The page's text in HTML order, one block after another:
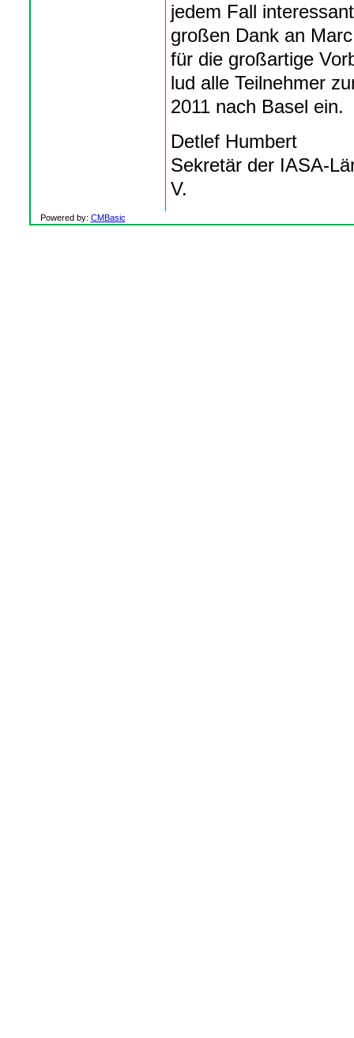
jedem Fall
großen Dank an
für die großartige
lud alle Teilnehmer
2011 nach Basel ein.
Detlef Humbert
Sekretär der IASA-
V.
Powered by: CMBasic